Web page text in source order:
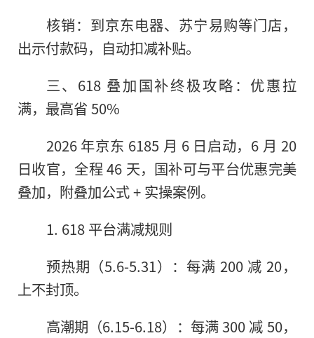
核销：到京东电器、苏宁易购等门店，
出示付款码，自动扣减补贴。
三、618 叠加国补终极攻略：优惠拉
满，最高省 50%
2026 年京东 6185 月 6 日启动，6 月 20
日收官，全程 46 天，国补可与平台优惠完美
叠加，附叠加公式 + 实操案例。
1. 618 平台满减规则
预热期（5.6-5.31）：每满 200 减 20，
上不封顶。
高潮期（6.15-6.18）：每满 300 减 50，